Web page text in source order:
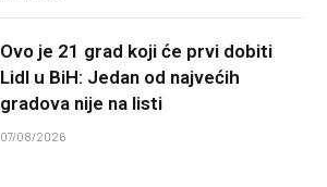
Ovo je 21 grad koji će prvi dobiti
Lidl u BiH: Jedan od najvećih
gradova nije na listi
07/08/2026